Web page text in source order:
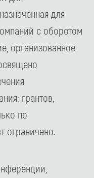
для
с оборотом
организованное
грантов,
по
ограничено.